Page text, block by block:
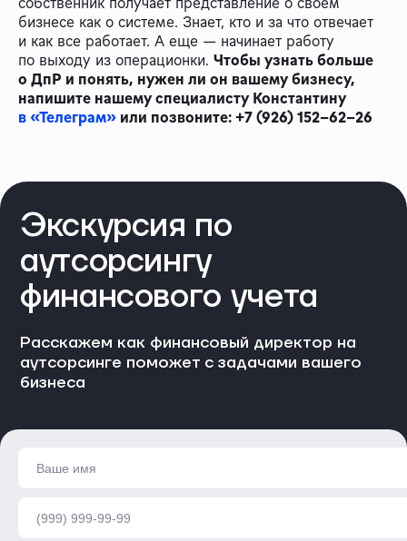
бизнесе как о системе. Знает, кто и за что отвечает
и как все работает. А еще — начинает работу
по выходу из операционки. Чтобы узнать больше
о ДпР и понять, нужен ли он вашему бизнесу,
напишите нашему специалисту Константину
в «Телеграм» или позвоните: +7 (926) 152-62-26
Экскурсия по
аутсорсингу
финансового учета
Расскажем как финансовый директор на
аутсорсинге поможет с задачами вашего
бизнеса